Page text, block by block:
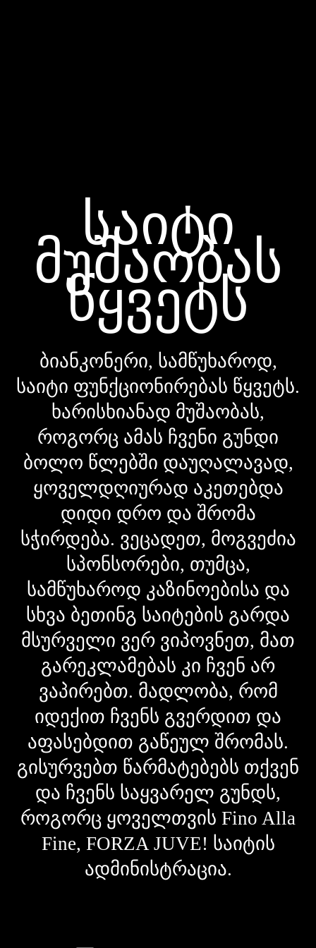
საიტი
მუშაობას
წყვეტს
ბიანკონერი, სამწუხაროდ,
საიტი ფუნქციონირებას წყვეტს.
ხარისხიანად მუშაობას,
როგორც ამას ჩვენი გუნდი
ბოლო წლებში დაუღალავად,
ყოველდღიურად აკეთებდა
დიდი დრო და შრომა
სჭირდება. ვეცადეთ, მოგვეძია
სპონსორები, თუმცა,
სამწუხაროდ კაზინოებისა და
სხვა ბეთინგ საიტების გარდა
მსურველი ვერ ვიპოვნეთ, მათ
გარეკლამებას კი ჩვენ არ
ვაპირებთ. მადლობა, რომ
იდექით ჩვენს გვერდით და
აფასებდით გაწეულ შრომას.
გისურვებთ წარმატებებს თქვენ
და ჩვენს საყვარელ გუნდს,
როგორც ყოველთვის Fino Alla
Fine, FORZA JUVE! საიტის
ადმინისტრაცია.